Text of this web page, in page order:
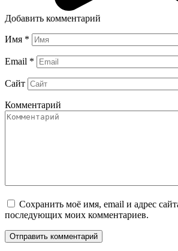
Добавить комментарий
Имя *
Email *
Сайт
Комментарий
Сохранить моё имя, email и адрес
последующих моих комментариев.